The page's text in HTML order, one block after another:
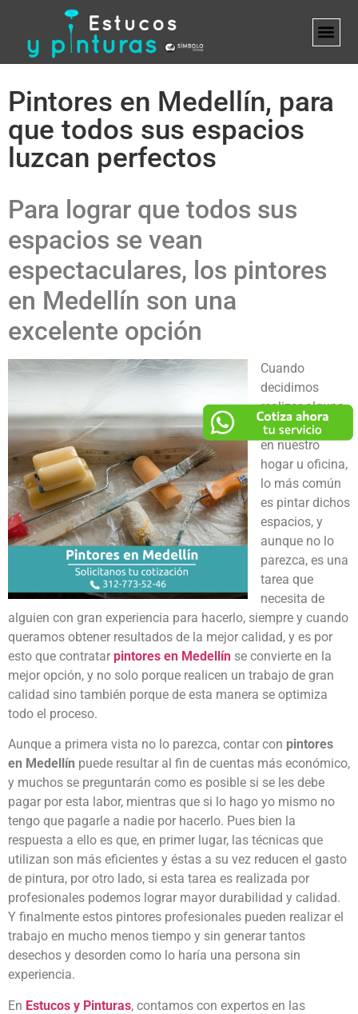
Pintores en Medellín, para
que todos sus espacios
luzcan perfectos
Para lograr que todos sus
espacios se vean
espectaculares, los pintores
en Medellín son una
excelente opción
Cuando
decidimos
realizar alguna
remodelación
en nuestro
hogar u oficina,
lo más común
es pintar dichos
espacios, y
aunque no lo
parezca, es una
tarea que
necesita de
alguien con gran experiencia para hacerlo, siempre y cuando
queramos obtener resultados de la mejor calidad, y es por
esto que contratar pintores en Medellín se convierte en la
mejor opción, y no solo porque realicen un trabajo de gran
calidad sino también porque de esta manera se optimiza
todo el proceso.
Aunque a primera vista no lo parezca, contar con pintores
en Medellín puede resultar al fin de cuentas más económico,
y muchos se preguntarán como es posible si se les debe
pagar por esta labor, mientras que si lo hago yo mismo no
tengo que pagarle a nadie por hacerlo. Pues bien la
respuesta a ello es que, en primer lugar, las técnicas que
utilizan son más eficientes y éstas a su vez reducen el gasto
de pintura, por otro lado, si esta tarea es realizada por
profesionales podemos lograr mayor durabilidad y calidad.
Y finalmente estos pintores profesionales pueden realizar el
trabajo en mucho menos tiempo y sin generar tantos
desechos y desorden como lo haría una persona sin
experiencia.
En Estucos y Pinturas, contamos con expertos en las